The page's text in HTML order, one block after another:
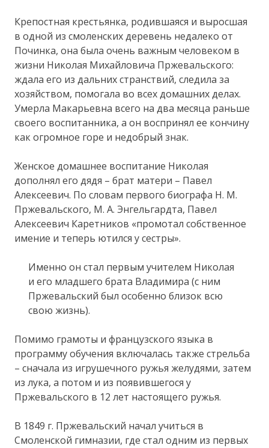
Крепостная крестьянка, родившаяся и выросшая
в одной из смоленских деревень недалеко от
Починка, она была очень важным человеком в
жизни Николая Михайловича Пржевальского:
ждала его из дальних странствий, следила за
хозяйством, помогала во всех домашних делах.
Умерла Макарьевна всего на два месяца раньше
своего воспитанника, а он воспринял ее кончину
как огромное горе и недобрый знак.
Женское домашнее воспитание Николая
дополнял его дядя – брат матери – Павел
Алексеевич. По словам первого биографа Н. М.
Пржевальского, М. А. Энгельгардта, Павел
Алексеевич Каретников «промотал собственное
имение и теперь ютился у сестры».
Именно он стал первым учителем Николая
и его младшего брата Владимира (с ним
Пржевальский был особенно близок всю
свою жизнь).
Помимо грамоты и французского языка в
программу обучения включалась также стрельба
– сначала из игрушечного ружья желудями, затем
из лука, а потом и из появившегося у
Пржевальского в 12 лет настоящего ружья.
В 1849 г. Пржевальский начал учиться в
Смоленской гимназии, где стал одним из первых